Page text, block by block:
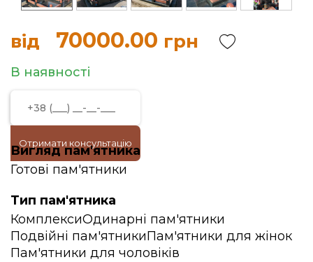
від 70000.00 грн
В наявності
Отримати консультацію
Вигляд пам'ятника
Готові пам'ятники
Тип пам'ятника
КомплексиОдинарні пам'ятники
Подвійні пам'ятникиПам'ятники для жінок
Пам'ятники для чоловіків